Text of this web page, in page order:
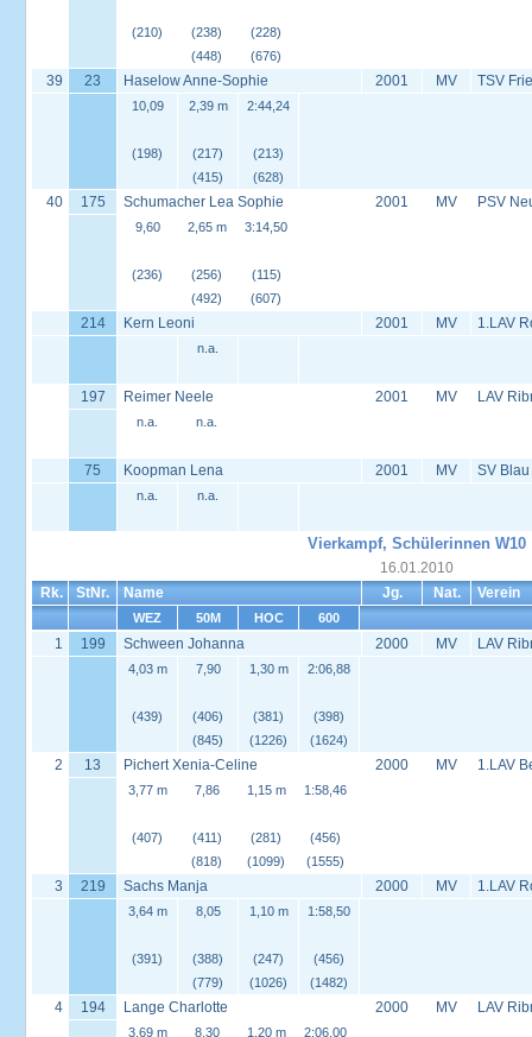
(210)
(238)
(448)
(228)
(676)
39 23 Haselow Anne-Sophie 2001 MV TSV
10,09
(198)
2,39 m
(217)
(415)
2:44,24
(213)
(628)
40 175 Schumacher Lea Sophie 2001 MV PSV
9,60
(236)
2,65 m
(256)
(492)
3:14,50
(115)
(607)
214 Kern Leoni 2001 MV 1.LAV
n.a.
197 Reimer Neele 2001 MV LAV
n.a. n.a.
75 Koopman Lena 2001 MV SV
n.a. n.a.
Vierkampf, Schülerinnen W10
16.01.2010
Rk.
StNr. Name Jg. Nat. Verein
WEZ 50M HOC 600
1 199 Schween Johanna 2000 MV LAV
4,03 m
(439)
7,90
(406)
(845)
1,30 m
(381)
(1226)
2:06,88
(398)
(1624)
2 13 Pichert Xenia-Celine 2000 MV 1.LAV
3,77 m
(407)
7,86
(411)
(818)
1,15 m
(281)
(1099)
1:58,46
(456)
(1555)
3 219 Sachs Manja 2000 MV 1.LAV
3,64 m
(391)
8,05
(388)
(779)
1,10 m
(247)
(1026)
1:58,50
(456)
(1482)
4 194 Lange Charlotte 2000 MV LAV
3,69 m 8,30 1,20 m 2:06,00